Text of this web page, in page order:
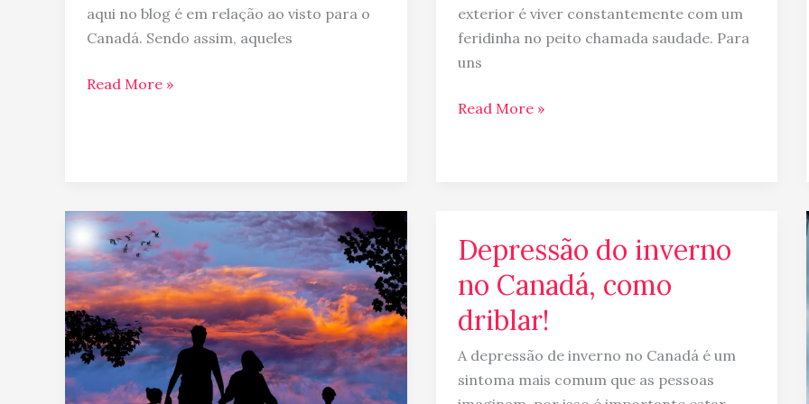
aqui no blog é em relação ao visto para o
Canadá. Sendo assim, aqueles
Read More »
exterior é viver constantemente com um
feridinha no peito chamada saudade. Para
uns
Read More »
Intercâmbio
em
família
no
Canadá
–
Uma
viagem
Depressão do inverno
no Canadá, como
driblar!
A depressão de inverno no Canadá é um
sintoma mais comum que as pessoas
Depressão
inverno
no
como
driblar!